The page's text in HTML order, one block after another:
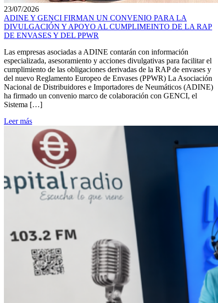
23/07/2026
ADINE Y GENCI FIRMAN UN CONVENIO PARA LA
DIVULGACIÓN Y APOYO AL CUMPLIMEINTO DE LA RAP
DE ENVASES Y DEL PPWR
Las empresas asociadas a ADINE contarán con información
especializada, asesoramiento y acciones divulgativas para facilitar el
cumplimiento de las obligaciones derivadas de la RAP de envases y
del nuevo Reglamento Europeo de Envases (PPWR) La Asociación
Nacional de Distribuidores e Importadores de Neumáticos (ADINE)
ha firmado un convenio marco de colaboración con GENCI, el
Sistema […]
Leer más